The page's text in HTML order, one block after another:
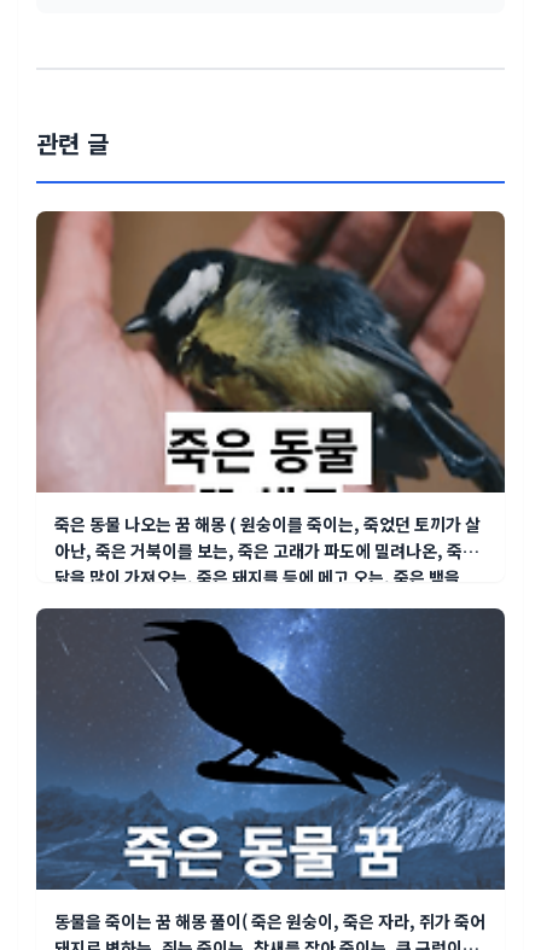
관련 글
죽은 동물 나오는 꿈 해몽 ( 원숭이를 죽이는, 죽었던 토끼가 살
아난, 죽은 거북이를 보는, 죽은 고래가 파도에 밀려나온, 죽은
닭을 많이 가져오는, 죽은 돼지를 등에 메고 오는, 죽은 뱀을
목..
동물을 죽이는 꿈 해몽 풀이( 죽은 원숭이, 죽은 자라, 쥐가 죽어